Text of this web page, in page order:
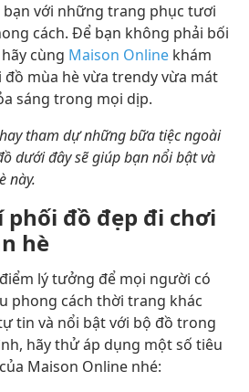
bạn với những trang phục tươi
cách. Để bạn không phải bối
cùng Maison Online khám
mùa hè vừa trendy vừa mát
sáng trong mọi dịp.
hay tham dự những bữa tiệc ngoài
dưới đây sẽ giúp bạn nổi bật và
này.
phối đồ đẹp đi chơi
hè
lý tưởng để mọi người có
phong cách thời trang khác
tin và nổi bật với bộ đồ trong
hãy thử áp dụng một số tiêu
Maison Online nhé: